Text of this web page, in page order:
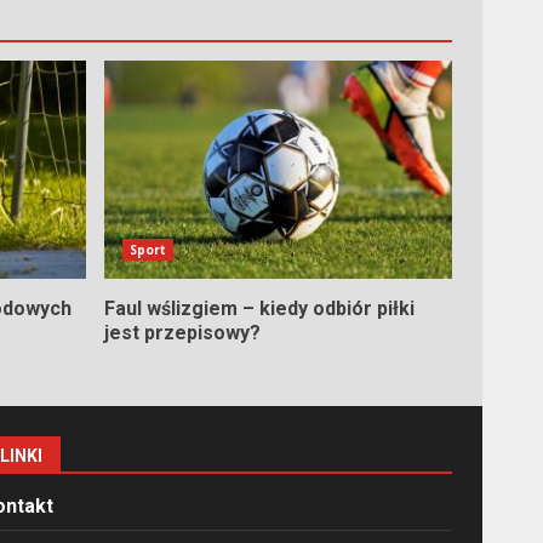
Sport
Faul wślizgiem – kiedy odbiór piłki
jest przepisowy?
LINKI